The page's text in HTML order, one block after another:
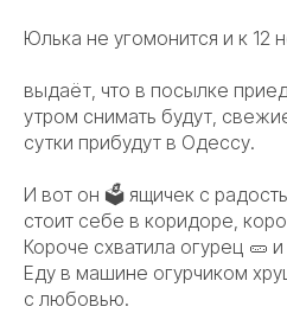
Юлька не угомонится и к 12
выдаёт, что в посылке
утром снимать будут,
сутки прибудут в Одессу.
И вот он 🗳 ящичек с
стоит себе в коридоре,
Короче схватила огурец 🥒
Еду в машине огурчиком
с любовью.